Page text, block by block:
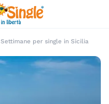
Settimane per single in Sicilia